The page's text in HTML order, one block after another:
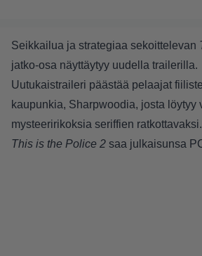
Seikkailua ja strategiaa sekoittelevan
jatko-osa näyttäytyy uudella trailerilla.
Uutukaistraileri päästää pelaajat
kaupunkia, Sharpwoodia, josta löytyy
mysteeririkoksia seriffien ratkottavaksi.
This is the Police 2 saa julkaisunsa